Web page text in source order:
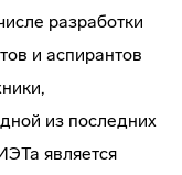
разработки
и аспирантов
из последних
является